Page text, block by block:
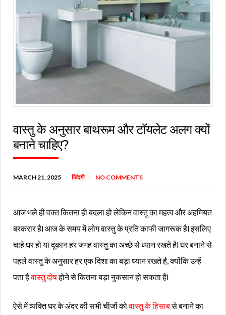
वास्तु के अनुसार बाथरूम और टॉयलेट अलग क्यों
बनाने चाहिए?
MARCH 21, 2025 जिंदगी NO COMMENTS
आज भले ही वक्त कितना ही बदला हो लेकिन वास्तु का महत्व और अहमियत
बरकरार हैl आज के समय में लोग वास्तु के प्रति काफी जागरूक हैl इसलिए
चाहे घर हो या दूकान हर जगह वास्तु का अच्छे से ध्यान रखते हैl घर बनाने से
पहले वास्तु के अनुसार हर एक दिशा का बड़ा ध्यान रखते है, क्योंकि उन्हें
पता हैवास्तु दोषहोने से कितना बड़ा नुकसान हो सकता हैl
ऐसे में व्यक्ति घर के अंदर की सभी चीजों कोवास्तु के हिसाबसे बनाने का